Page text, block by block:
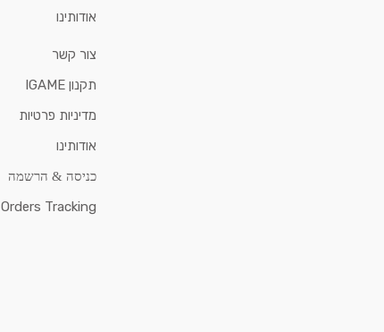
אודותינו
צור קשר
תקנון IGAME
מדיניות פרטיות
אודותינו
כניסה & הרשמה
Orders Tracking